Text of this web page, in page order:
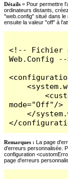
Détails = Pour permettre
ordinateurs distants,
"web.config" situé dans le
ensuite la valeur "off" à
<!-- Fichier
Web.Config --
    <system.web>
        <customErrors
mode="Off"/>
    </system.web>
</
Remarques : La page
d'erreurs personnalisée.
configuration
page d'erreurs